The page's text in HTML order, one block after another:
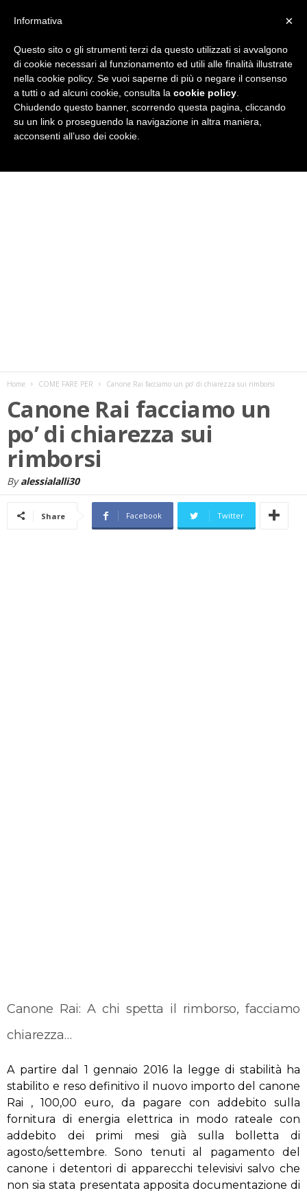
i
Home COME FARE PER Canone Rai facciamo un po’ di chiarezza sui rimborsi
Canone Rai facciamo un
po’ di chiarezza sui
rimborsi
By alessialalli30
Share Facebook Twitter
Canone Rai: A chi spetta il rimborso, facciamo
chiarezza…
A partire dal 1 gennaio 2016 la legge di stabilità ha
stabilito e reso definitivo il nuovo importo del canone
Rai , 100,00 euro, da pagare con addebito sulla
fornitura di energia elettrica in modo rateale con
addebito dei primi mesi già sulla bolletta di
agosto/settembre. Sono tenuti al pagamento del
canone i detentori di apparecchi televisivi salvo che
non sia stata presentata apposita documentazione di
×
Informativa
Questo sito o gli strumenti terzi da questo utilizzati si avvalgono
di cookie necessari al funzionamento ed utili alle finalità illustrate
nella cookie policy. Se vuoi saperne di più o negare il consenso
a tutti o ad alcuni cookie, consulta la cookie policy
Chiudendo questo banner, scorrendo questa pagina, cliccando
su un link o proseguendo la navigazione in altra maniera,
acconsenti all’uso dei cookie.